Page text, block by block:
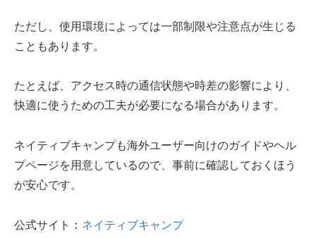
ただし、使用環境によっては一部制限や注意点が生じる
こともあります。
たとえば、アクセス時の通信状態や時差の影響により、
快適に使うための工夫が必要になる場合があります。
ネイティブキャンプも海外ユーザー向けのガイドやヘル
プページを用意しているので、事前に確認しておくほう
が安心です。
公式サイト： ネイティブキャンプ